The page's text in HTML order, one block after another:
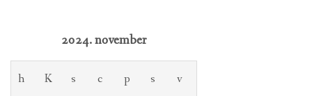
2024. november
h K s c p s v